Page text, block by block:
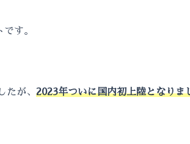
す。
たが、 2023年ついに国内初上陸となりま